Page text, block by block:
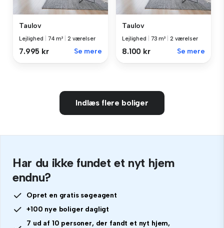
Taulov
Lejlighed 74 m² 2 værelser
7.995 kr Se mere
Taulov
Lejlighed 73 m² 2 værelser
8.100 kr Se mere
Indlæs flere boliger
Har du ikke fundet et nyt hjem
endnu?
Opret en gratis søgeagent
+100 nye boliger dagligt
7 ud af 10 personer, der fandt et nyt hjem,